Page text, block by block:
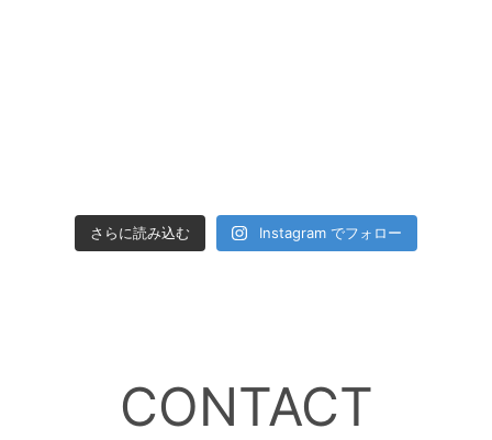
さらに読み込む Instagram でフォロー
CONTACT